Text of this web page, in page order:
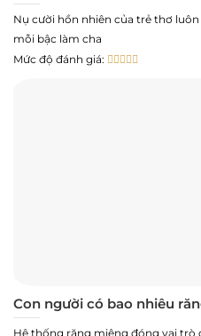
Nụ cười hồn nhiên của trẻ thơ
mỗi bậc làm cha
Mức độ đánh giá:
Con người có bao nhiêu
Hệ thống răng miệng đóng vai